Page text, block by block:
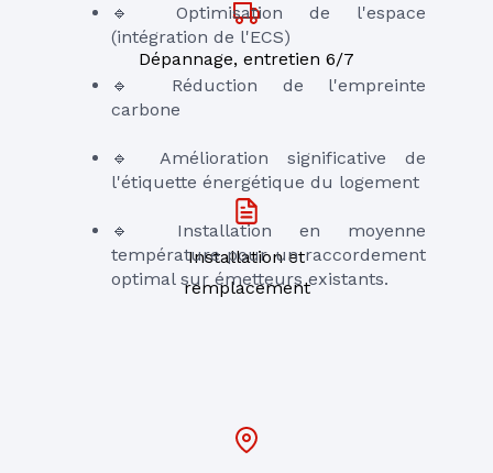
🔹 Optimisation de l'espace
(intégration de l'ECS)
🔹 Réduction de l'empreinte
carbone
🔹 Amélioration significative de
l'étiquette énergétique du logement
🔹 Installation en moyenne
température pour un raccordement
optimal sur émetteurs existants.
Dépannage, entretien 6/7
Installation et
remplacement